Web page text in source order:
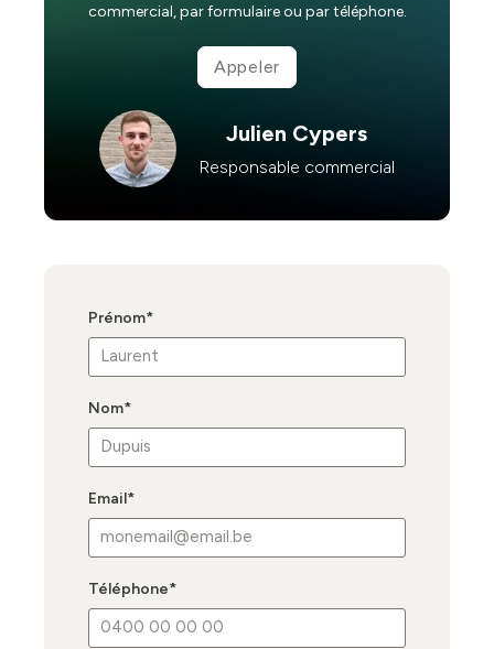
commercial, par formulaire ou par téléphone.
Appeler
Julien Cypers
Responsable commercial
Prénom*
Nom*
Email*
Téléphone*